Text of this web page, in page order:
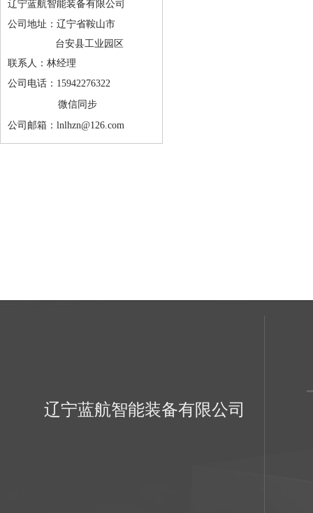
辽宁蓝航智能装备有限公司
公司地址：辽宁省鞍山市
台安县工业园区
联系人：林经理
公司电话：15942276322
微信同步
公司邮箱：lnlhzn@126.com
辽宁蓝航智能装备有限公司